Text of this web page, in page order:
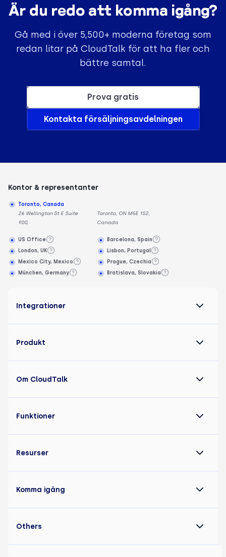
Är du redo att komma igång?
Gå med i över 5,500+ moderna företag som
redan litar på CloudTalk för att ha fler och
bättre samtal.
Prova gratis
Kontakta försäljningsavdelningen
Kontor & representanter
Toronto, Canada
26 Wellington St E Suite
900,
Toronto, ON M5E 1S2,
Canada
US Office
London, UK
Mexico City, Mexico
München, Germany
Barcelona, Spain
Lisbon, Portugal
Prague, Czechia
Bratislava, Slovakia
Integrationer
Produkt
Om CloudTalk
Funktioner
Resurser
Komma igång
Others